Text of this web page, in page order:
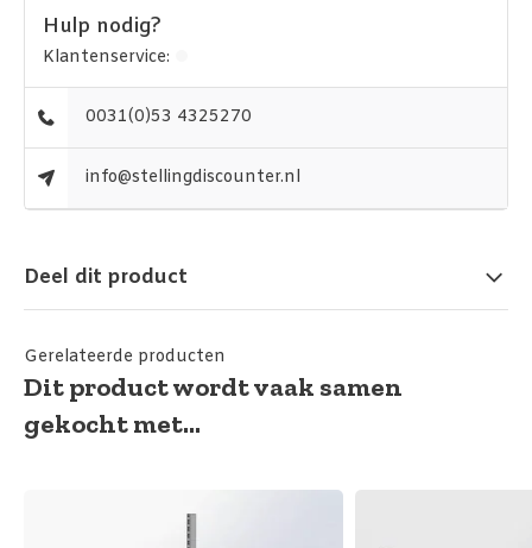
Hulp nodig?
Klantenservice:
0031(0)53 4325270
info@stellingdiscounter.nl
Deel dit product
Gerelateerde producten
Dit product wordt vaak samen
gekocht met...